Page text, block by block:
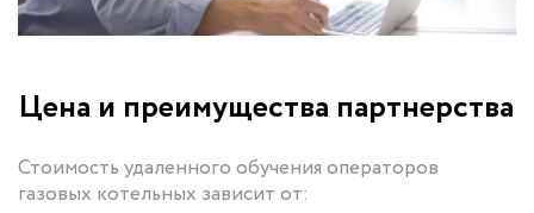
Цена и преимущества партнерства
Стоимость удаленного обучения операторов
газовых котельных зависит от: